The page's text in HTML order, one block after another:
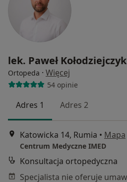
lek. Paweł Kołodziejczyk
Ortopeda · Więcej
54 opinie
Adres 1 Adres 2
Katowicka 14, Rumia • Mapa
Centrum Medyczne IMED
Konsultacja ortopedyczna